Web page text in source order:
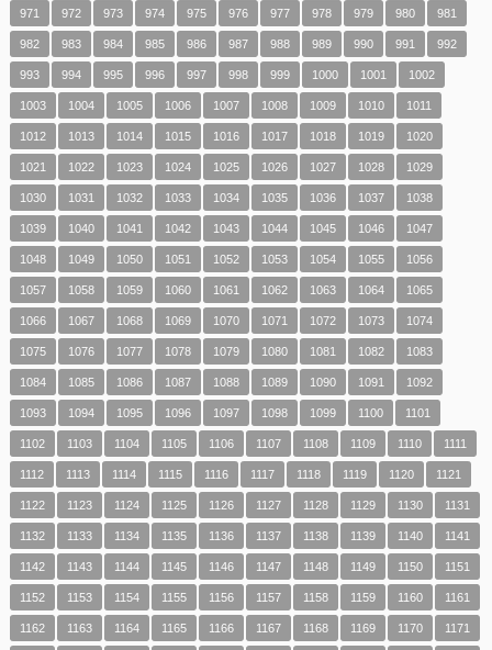
971 972 973 974 975 976 977 978 979 980 981
982 983 984 985 986 987 988 989 990 991 992
993 994 995 996 997 998 999 1000 1001 1002
1003 1004 1005 1006 1007 1008 1009 1010 1011
1012 1013 1014 1015 1016 1017 1018 1019 1020
1021 1022 1023 1024 1025 1026 1027 1028 1029
1030 1031 1032 1033 1034 1035 1036 1037 1038
1039 1040 1041 1042 1043 1044 1045 1046 1047
1048 1049 1050 1051 1052 1053 1054 1055 1056
1057 1058 1059 1060 1061 1062 1063 1064 1065
1066 1067 1068 1069 1070 1071 1072 1073 1074
1075 1076 1077 1078 1079 1080 1081 1082 1083
1084 1085 1086 1087 1088 1089 1090 1091 1092
1093 1094 1095 1096 1097 1098 1099 1100 1101
1102 1103 1104 1105 1106 1107 1108 1109 1110 1111
1112 1113 1114 1115 1116 1117 1118 1119 1120 1121
1122 1123 1124 1125 1126 1127 1128 1129 1130 1131
1132 1133 1134 1135 1136 1137 1138 1139 1140 1141
1142 1143 1144 1145 1146 1147 1148 1149 1150 1151
1152 1153 1154 1155 1156 1157 1158 1159 1160 1161
1162 1163 1164 1165 1166 1167 1168 1169 1170 1171